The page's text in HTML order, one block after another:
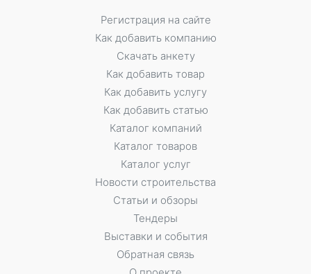
Регистрация на сайте
Как добавить компанию
Скачать анкету
Как добавить товар
Как добавить услугу
Как добавить статью
Каталог компаний
Каталог товаров
Каталог услуг
Новости строительства
Статьи и обзоры
Тендеры
Выставки и события
Обратная связь